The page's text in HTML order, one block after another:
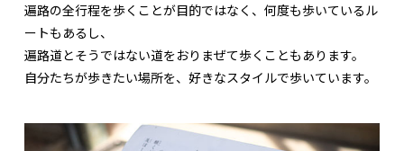
遍路の全行程を歩くことが目的ではなく、何度も歩いているル
ートもあるし、
遍路道とそうではない道をおりまぜて歩くこともあります。
自分たちが歩きたい場所を、好きなスタイルで歩いています。